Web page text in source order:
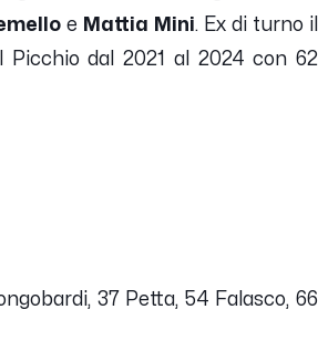
e Mattia Mini. Ex di turno il
dal 2021 al 2024 con 62
37 Petta, 54 Falasco, 66